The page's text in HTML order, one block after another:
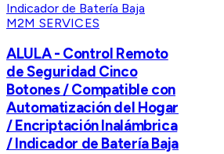
M2M SERVICES
ALULA - Control Remoto
de Seguridad Cinco
Botones / Compatible con
Automatización del Hogar
/ Encriptación Inalámbrica
/ Indicador de Batería Baja